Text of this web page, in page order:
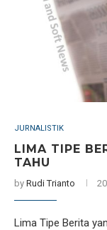
JURNALISTIK
LIMA TIPE
TAHU
by Rudi Trianto
Lima Tipe Berita